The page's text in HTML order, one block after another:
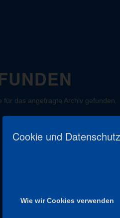
Cookie und
Wie wir Cookies verwenden
das angefragte Archiv gefunden.